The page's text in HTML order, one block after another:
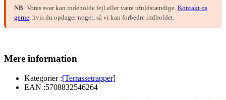
NB: Vores svar kan indeholde fejl eller være ufuldstændige. Kontakt os
gerne, hvis du opdager noget, så vi kan forbedre indholdet.
Mere information
Kategorier :[Terrassetrapper]
EAN :5708832546264